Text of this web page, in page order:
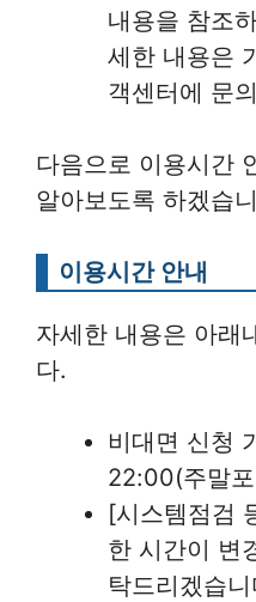
내용을 참조
세한 내용은
객센터에 문
다음으로 이용시간
알아보도록 하겠습
이용시간 안내
자세한 내용은 아래
다.
비대면 신청
22:00(주말
[시스템점검
한 시간이 변
탁드리겠습